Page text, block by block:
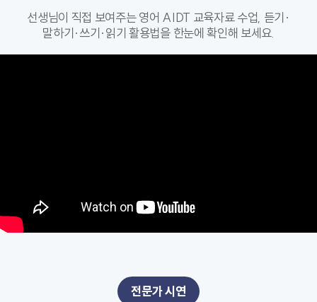
선생님이 직접 보여주는 영어 AIDT 교육자료 수업, 듣기·
말하기·쓰기·읽기 활용법을 한눈에 확인해 보세요.
전문가 시연